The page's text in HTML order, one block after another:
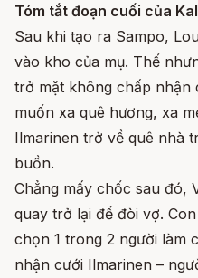
Tóm tắt đoạn cuối của
Sau khi tạo ra Sampo,
vào kho của mụ. Thế
trở mặt không chấp nhận
muốn xa quê hương, xa
Ilmarinen trở về quê nhà
buồn.
Chẳng mấy chốc sau đó,
quay trở lại để đòi vợ.
chọn 1 trong 2 người làm
nhận cưới Ilmarinen –